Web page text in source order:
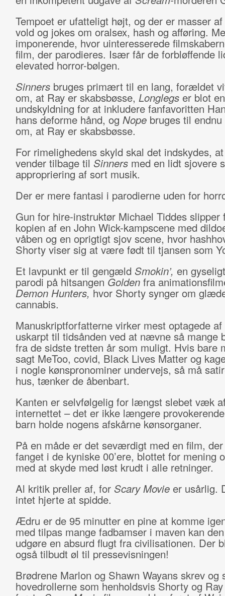
Tempoet er ufatteligt højt, og der er masser
vold og jokes om oralsex, hash og afføring.
imponerende, hvor uinteresserede
film, der parodieres. Især får de forbløffende
elevated horror-bølgen.
Sinners bruges primært til en lang, forældet
om, at Ray er skabsbøsse, Longlegs er blot en
undskyldning for at inkludere fanfavoritten
hans deforme hånd, og Nope bruges til
om, at Ray er skabsbøsse.
For rimelighedens skyld skal det indskydes,
vender tilbage til Sinners med en lidt sjovere
appropriering af sort musik.
Der er mere fantasi i parodierne uden for
Gun for hire-instruktør Michael Tiddes slipper
kopien af en John Wick-kampscene med
våben og en oprigtigt sjov scene, hvor
Shorty viser sig at være født til tjansen som
Et lavpunkt er til gengæld Smokin’, en
parodi på hitsangen Golden fra
Demon Hunters,hvor Shorty synger om
cannabis.
Manuskriptforfatterne virker mest optagede
uskarpt til tidsånden ved at nævne så mange
fra de sidste tretten år som muligt. Hvis bare
sagt MeToo, covid, Black Lives Matter og
i nogle kønspronominer undervejs, så må
hus, tænker de åbenbart.
Kanten er selvfølgelig for længst slebet væk
internettet – det er ikke længere
barn holde nogens afskårne kønsorganer.
På en måde er det seværdigt med en film,
fanget i de kyniske 00’ere, blottet for mening
med at skyde med løst krudt i alle retninger.
Al kritik preller af, for Scary Movie er usårlig.
intet hjerte at spidde.
Ædru er de 95 minutter en pine at komme
med tilpas mange fadbamser i maven kan
udgøre en absurd flugt fra civilisationen. Der
også tilbudt øl til pressevisningen!
Brødrene Marlon og Shawn Wayans skrev og
hovedrollerne som henholdsvis Shorty og